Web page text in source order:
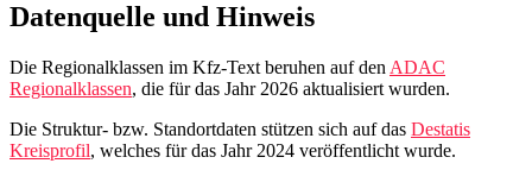
Datenquelle und Hinweis
Die Regionalklassen im Kfz‑Text beruhen auf den ADAC
Regionalklassen, die für das Jahr 2026 aktualisiert wurden.
Die Struktur‑ bzw. Standortdaten stützen sich auf das Destatis
Kreisprofil, welches für das Jahr 2024 veröffentlicht wurde.